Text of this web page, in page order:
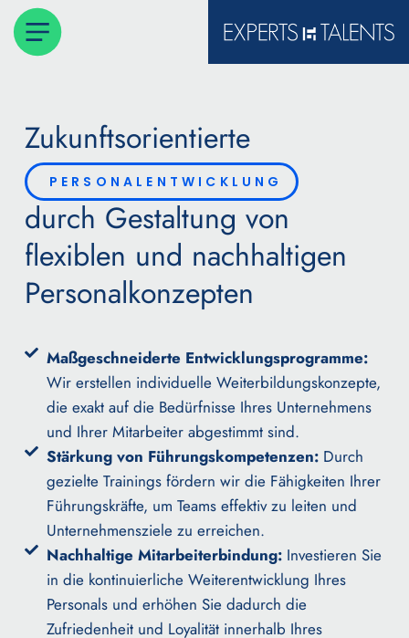
Zukunftsorientierte
PERSONALENTWICKLUNG
durch Gestaltung von
flexiblen und nachhaltigen
Personalkonzepten
Maßgeschneiderte Entwicklungsprogramme:
Wir erstellen individuelle Weiterbildungskonzepte,
die exakt auf die Bedürfnisse Ihres Unternehmens
und Ihrer Mitarbeiter abgestimmt sind.​
Stärkung von Führungskompetenzen: Durch
gezielte Trainings fördern wir die Fähigkeiten Ihrer
Führungskräfte, um Teams effektiv zu leiten und
Unternehmensziele zu erreichen.​
Nachhaltige Mitarbeiterbindung: Investieren Sie
in die kontinuierliche Weiterentwicklung Ihres
Personals und erhöhen Sie dadurch die
Zufriedenheit und Loyalität innerhalb Ihres